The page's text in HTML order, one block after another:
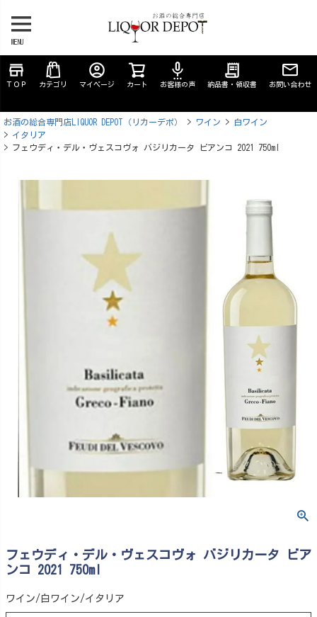
MENU
store
ＴＯＰ カテゴリ
account_circle
マイページ カート
settings_voice
お客様の声
receipt_long
納品書・領収書 お問い合わせ
お酒の総合専門店LIQUOR DEPOT（リカーデポ） ワイン
白ワイン
イタリア
フェウディ・デル・ヴェスコヴォ バジリカータ ビアンコ 2021 750ml
フェウディ・デル・ヴェスコヴォ バジリカータ ビア
ンコ 2021 750ml
ワイン/白ワイン/イタリア